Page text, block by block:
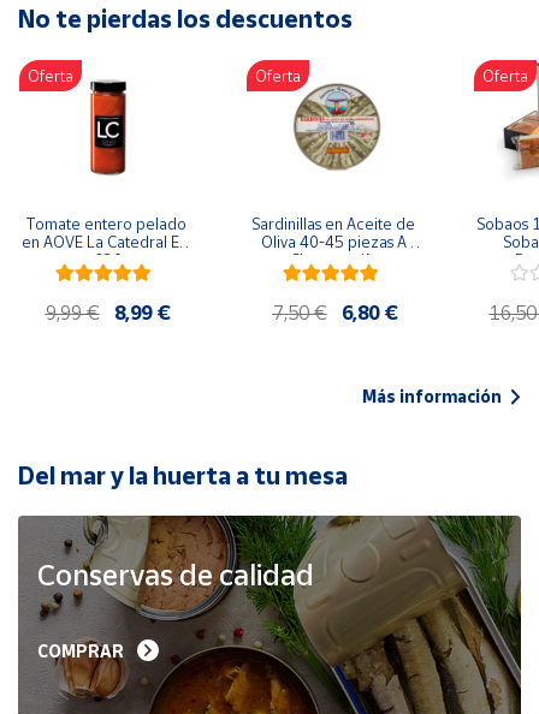
Artesanía
Oficina y
Papelería
Para Canarias,
Ceuta y Melilla
populares
Bono
Cultural
de Correos
Market
Productos
Solidarios
Ayuda
No te pierdas los descuentos
Oferta
Tomate entero pelado
en AOVE La Catedral ER-
630
9,99 € 8,99 €
Oferta
Sardinillas en Aceite de
Oliva 40-45 piezas A
Churrusquiña
7,50 € 6,80 €
Oferta
Sobaos
Más información
Del mar y la huerta a tu mesa
Conservas de calidad
COMPRAR